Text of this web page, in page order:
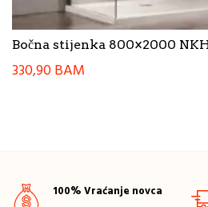
Bočna stijenka 800×2000
330,90BAM
100% Vraćanje novca